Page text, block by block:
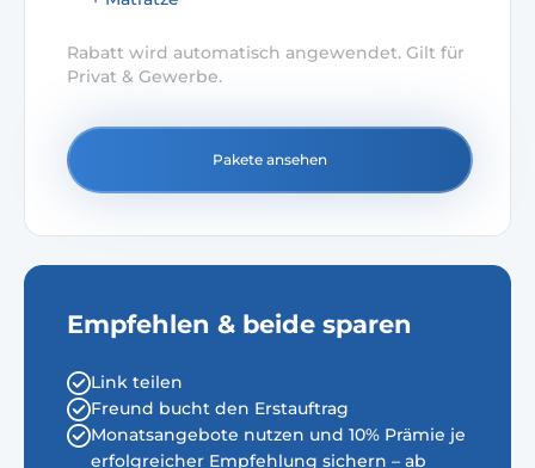
Rabatt wird automatisch angewendet. Gilt für
Privat & Gewerbe.
Pakete ansehen
Empfehlen & beide sparen
Link teilen
Freund bucht den Erstauftrag
Monatsangebote nutzen und 10% Prämie je
erfolgreicher Empfehlung sichern – ab